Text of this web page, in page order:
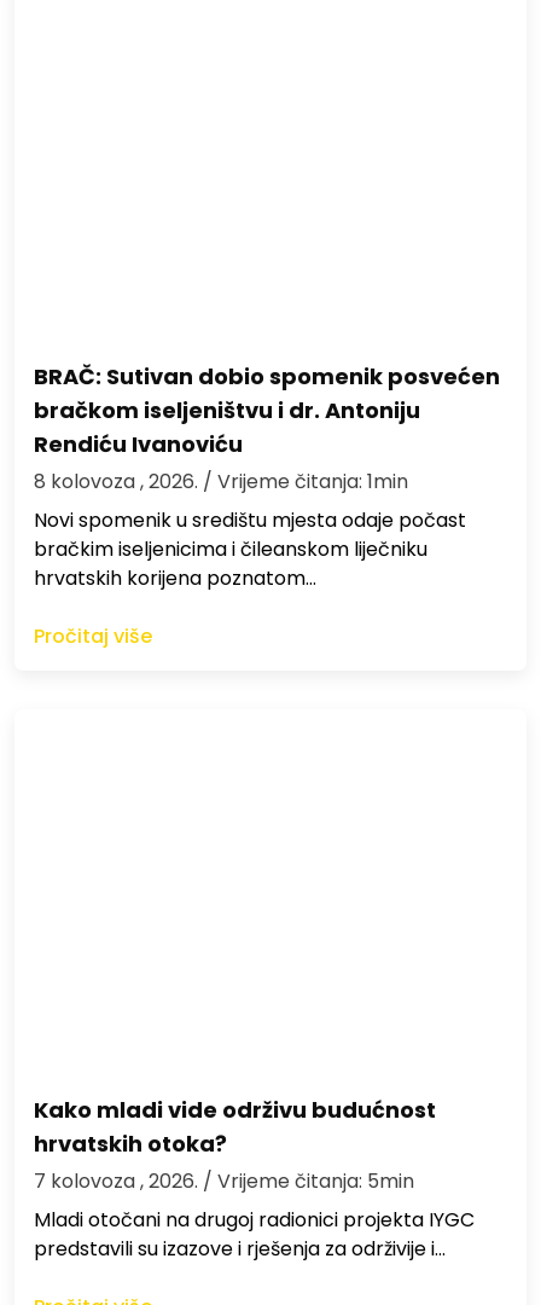
BRAČ: Sutivan dobio spomenik posvećen
bračkom iseljeništvu i dr. Antoniju
Rendiću Ivanoviću
8 kolovoza , 2026. / Vrijeme čitanja: 1min
Novi spomenik u središtu mjesta odaje počast
bračkim iseljenicima i čileanskom liječniku
hrvatskih korijena poznatom…
Pročitaj više
Kako mladi vide održivu budućnost
hrvatskih otoka?
7 kolovoza , 2026. / Vrijeme čitanja: 5min
Mladi otočani na drugoj radionici projekta IYGC
predstavili su izazove i rješenja za održivije i…